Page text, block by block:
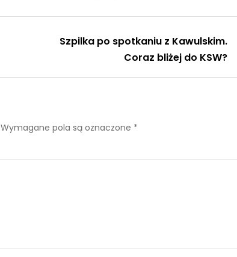
Szpilka po spotkaniu z Kawulskim.
Coraz bliżej do KSW?
Wymagane pola są oznaczone *